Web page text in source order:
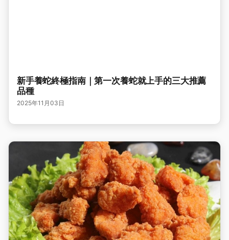
新手養蛇終極指南｜第一次養蛇就上手的三大推薦
品種
2025年11月03日